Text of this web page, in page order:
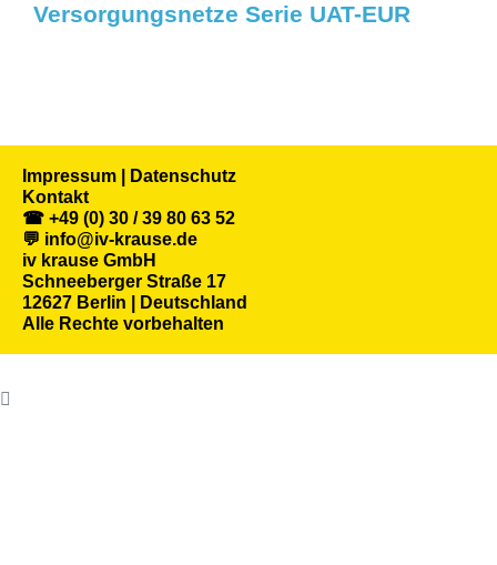
Versorgungsnetze Serie UAT-EUR
Impressum | Datenschutz
Kontakt
☎ +49 (0) 30 / 39 80 63 52
💬 info@iv-krause.de
iv krause GmbH
Schneeberger Straße 17
12627 Berlin | Deutschland
Alle Rechte vorbehalten